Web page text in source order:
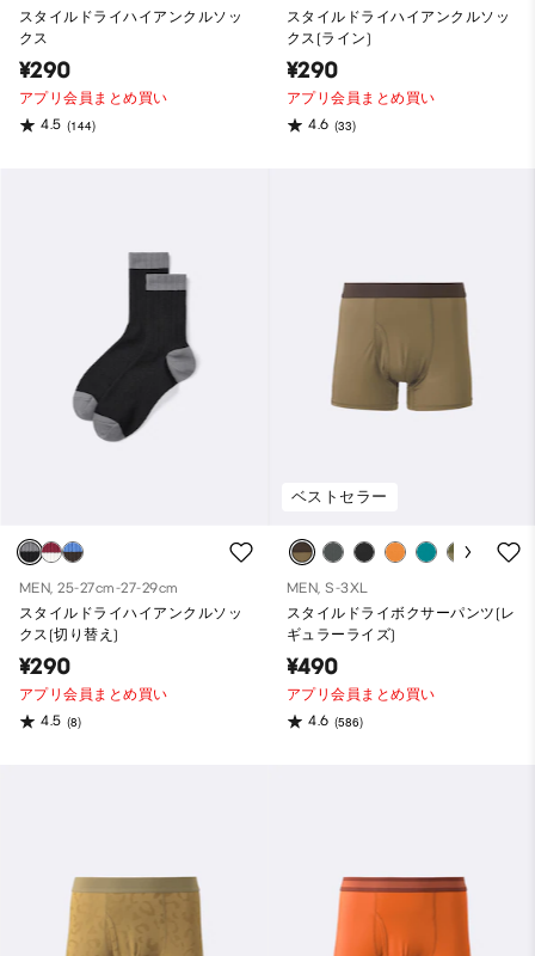
スタイルドライハイアンクルソッ
クス
¥290
アプリ会員まとめ買い
4.5 (144)
スタイルドライハイアンクルソッ
クス(ライン)
¥290
アプリ会員まとめ買い
4.6 (33)
MEN, 25-27cm-27-29cm
スタイルドライハイアンクルソッ
クス(切り替え)
¥290
アプリ会員まとめ買い
4.5 (8)
ベストセラー
MEN, S-3XL
スタイルドライボクサーパンツ(レ
ギュラーライズ)
¥490
アプリ会員まとめ買い
4.6 (586)